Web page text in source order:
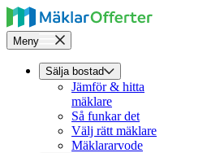
Meny
Sälja bostad
Jämför & hitta
mäklare
Så funkar det
Välj rätt mäklare
Mäklararvode